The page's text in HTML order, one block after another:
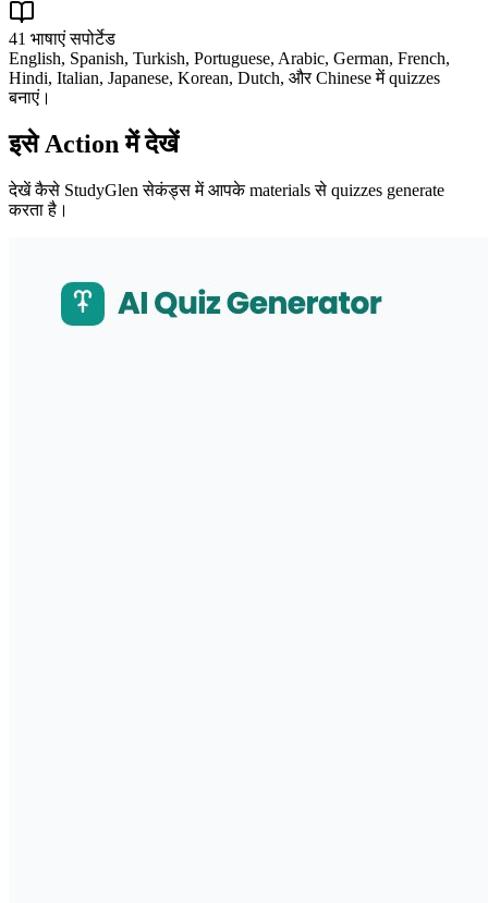
41 भाषाएं सपोर्टेड
English, Spanish, Turkish, Portuguese, Arabic, German, French,
Hindi, Italian, Japanese, Korean, Dutch, और Chinese में quizzes
बनाएं।
इसे Action में देखें
देखें कैसे StudyGlen सेकंड्स में आपके materials से quizzes generate
करता है।